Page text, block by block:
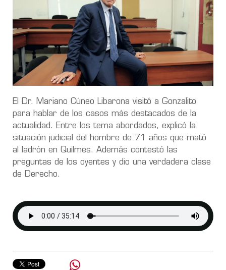
El Dr. Mariano Cúneo Libarona visitó a Gonzalito
para hablar de los casos más destacados de la
actualidad. Entre los tema abordados, explicó la
situación judicial del hombre de 71 años que mató
al ladrón en Quilmes. Además contestó las
preguntas de los oyentes y dio una verdadera clase
de Derecho.